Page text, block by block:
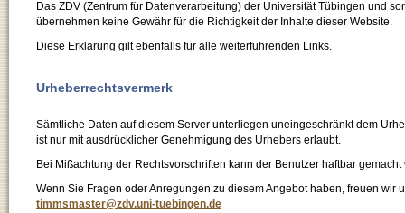
Das ZDV (Zentrum für Datenverarbeitung) der Universität Tübingen und
übernehmen keine Gewähr für die Richtigkeit der Inhalte dieser Website.
Diese Erklärung gilt ebenfalls für alle weiterführenden Links.
Urheberrechtsvermerk
Sämtliche Daten auf diesem Server unterliegen uneingeschränkt dem
ist nur mit ausdrücklicher Genehmigung des Urhebers erlaubt.
Bei Mißachtung der Rechtsvorschriften kann der Benutzer haftbar gemacht
Wenn Sie Fragen oder Anregungen zu diesem Angebot haben, freuen wir
timmsmaster@zdv.uni-tuebingen.de